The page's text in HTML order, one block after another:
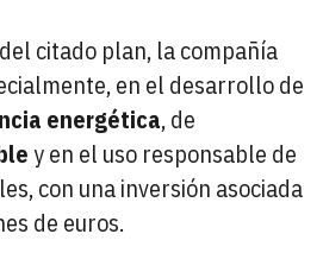
citado plan, la compañía
en el desarrollo de
energética, de
y en el uso responsable de
con una inversión asociada
de euros.